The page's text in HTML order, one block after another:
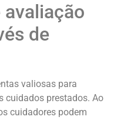
de
valiosas para
cuidados prestados. Ao
cuidadores podem